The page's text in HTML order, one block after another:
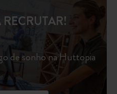
de sonho na Huttopia